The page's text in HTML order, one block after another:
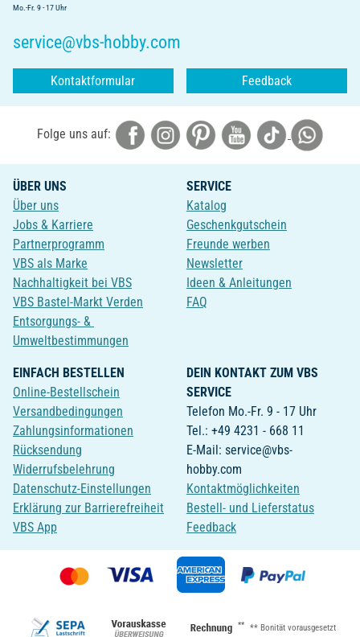
Mo.-Fr. 9 - 17 Uhr
service@vbs-hobby.com
Kontaktformular Feedback
Folge uns auf:
ÜBER UNS
Über uns
Jobs & Karriere
Partnerprogramm
VBS als Marke
Nachhaltigkeit bei VBS
VBS Bastel-Markt Verden
Entsorgungs- &
Umweltbestimmungen
SERVICE
Katalog
Geschenkgutschein
Freunde werben
Newsletter
Ideen & Anleitungen
FAQ
EINFACH BESTELLEN
Online-Bestellschein
Versandbedingungen
Zahlungsinformationen
Rücksendung
Widerrufsbelehrung
Datenschutz-Einstellungen
Erklärung zur Barrierefreiheit
VBS App
DEIN KONTAKT ZUM VBS
SERVICE
Telefon Mo.-Fr. 9 - 17 Uhr
Tel.: +49 4231 - 668 11
E-Mail: service@vbs-
hobby.com
Kontaktmöglichkeiten
Bestell- und Lieferstatus
Feedback
** ** Bonität vorausgesetzt